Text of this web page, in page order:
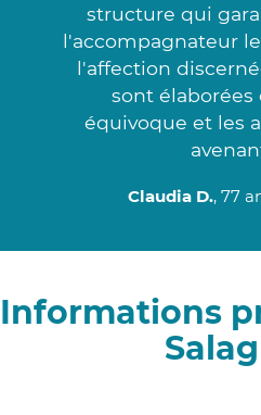
structure qui
l'accompagnateur
l'affection
sont élaborées
équivoque et les
Claudia D., 77
Informations